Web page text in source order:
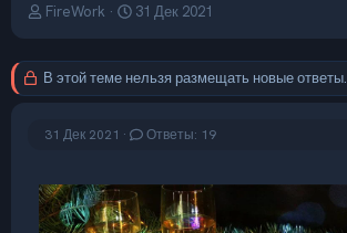
А
о
е
FireWork
Д
ч
а
31 Дек 2021
В этой теме нельзя размещать новые ответы.
31 Дек 2021 Ответы: 19